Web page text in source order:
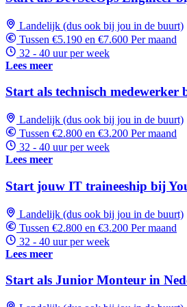
Landelijk (dus ook bij jou in de buurt)
Tussen €5.190 en €7.600 Per maand
32 - 40 uur per week
Lees meer
Start als technisch
Landelijk (dus ook bij jou in de buurt)
Tussen €2.800 en €3.200 Per maand
32 - 40 uur per week
Lees meer
Start jouw IT traineeship bij
Landelijk (dus ook bij jou in de buurt)
Tussen €2.800 en €3.200 Per maand
32 - 40 uur per week
Lees meer
Start als Junior Monteur in